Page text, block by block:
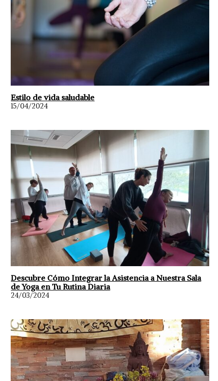
Estilo de vida saludable
15/04/2024
Descubre Cómo Integrar la Asistencia a Nuestra Sala
de Yoga en Tu Rutina Diaria
24/03/2024